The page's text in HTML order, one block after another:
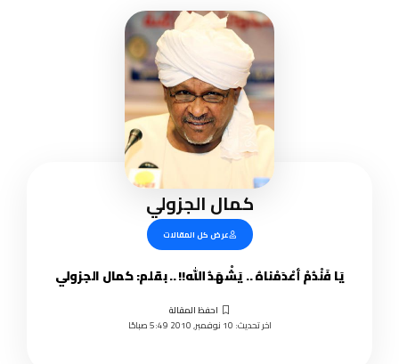
كمال الجزولي
عرض كل المقالات
يَا فَنْدُمْ أعْدَمْناهُ .. يَشْهَدُ الله!! .. بقلم: كمال الجزولي
اخر تحديث: 10 نوفمبر, 2010 5:49 صباحًا